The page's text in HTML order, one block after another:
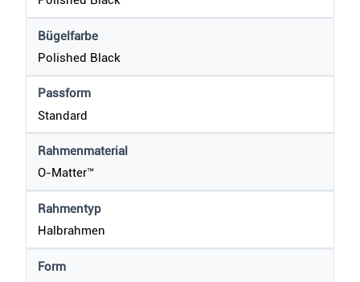
Bügelfarbe
Polished Black
Passform
Standard
Rahmenmaterial
O-Matter™
Rahmentyp
Halbrahmen
Form